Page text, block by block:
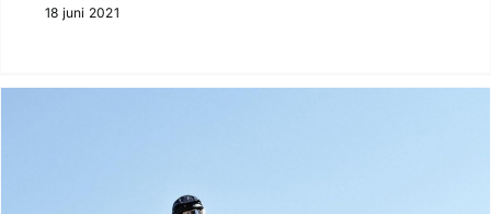
18 juni 2021